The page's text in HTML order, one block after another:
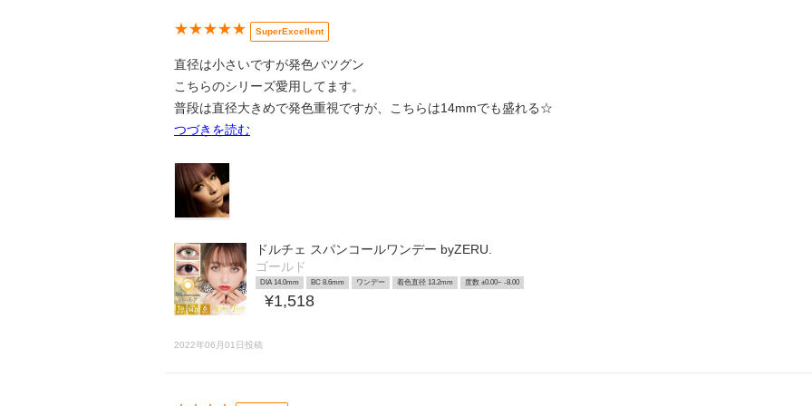
★★★★★ SuperExcellent
直径は小さいですが発色バツグン
こちらのシリーズ愛用してます。
普段は直径大きめで発色重視ですが、こちらは14mmでも盛れる☆
つづきを読む
ドルチェ スパンコールワンデー byZERU.
ゴールド
DIA 14.0mm BC 8.6mm ワンデー 着色直径 13.2mm 度数 ±0.00~ -8.00
¥1,518
2022年06月01日投稿